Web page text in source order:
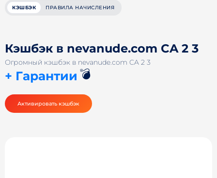
КЭШБЭК ПРАВИЛА НАЧИСЛЕНИЯ
Кэшбэк в nevanude.com CA 2 3
Огромный кэшбэк в nevanude.com CA 2 3
+ Гарантии 💣
Активировать кэшбэк